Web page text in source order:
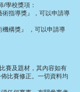
學校獎項：
指導獎』，可以申請導
構獎』 ，可以申請導
賽及題材，其內容如有
比賽修正。一切資料均